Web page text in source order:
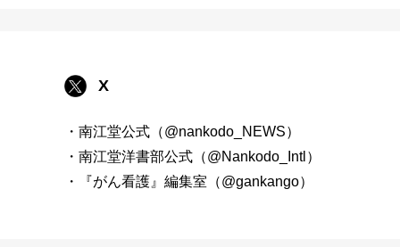
X
・南江堂公式（@nankodo_NEWS）
・南江堂洋書部公式（@Nankodo_Intl）
・『がん看護』編集室（@gankango）